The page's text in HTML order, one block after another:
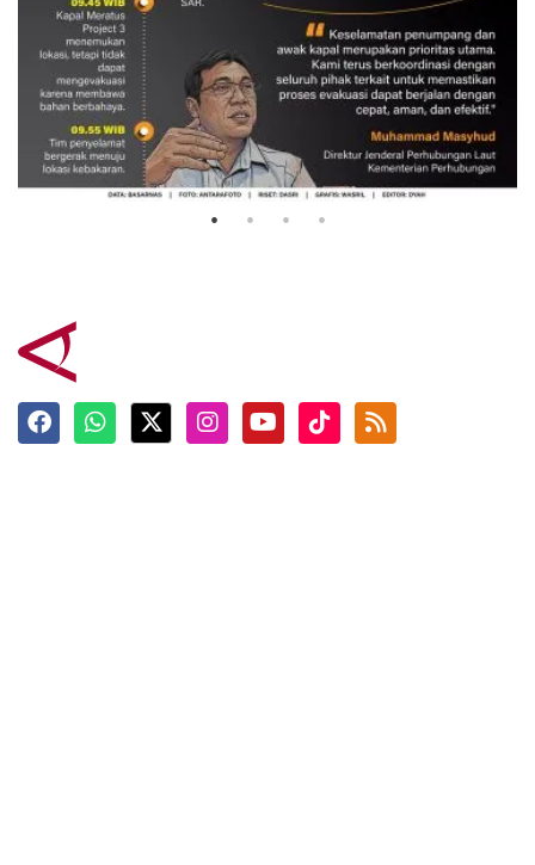
Evakuasi korban kebakaran KM
Mutiara Sentosa 2
3 Agustus 2026